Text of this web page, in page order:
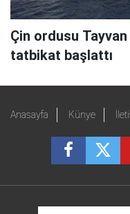
Çin ordusu
tatbikat başlattı
Anasayfa Künye